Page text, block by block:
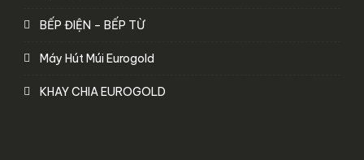
BẾP ĐIỆN – BẾP TỪ
Máy Hút Múi Eurogold
KHAY CHIA EUROGOLD